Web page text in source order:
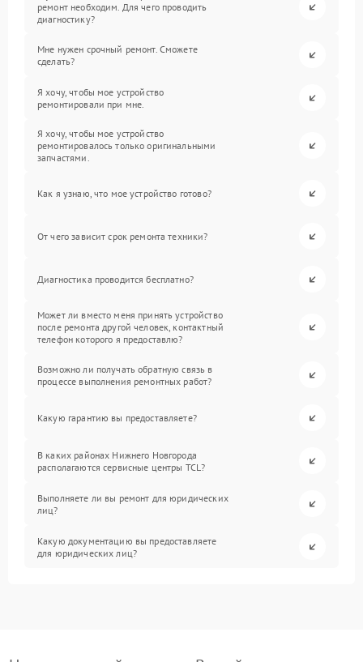
ремонт необходим. Для чего проводить
диагностику?
Мне нужен срочный ремонт. Сможете
сделать?
Я хочу, чтобы мое устройство
ремонтировали при мне.
Я хочу, чтобы мое устройство
ремонтировалось только оригинальными
запчастями.
Как я узнаю, что мое устройство готово?
От чего зависит срок ремонта техники?
Диагностика проводится бесплатно?
Может ли вместо меня принять устройство
после ремонта другой человек, контактный
телефон которого я предоставлю?
Возможно ли получать обратную связь в
процессе выполнения ремонтных работ?
Какую гарантию вы предоставляете?
В каких районах Нижнего Новгорода
располагаются сервисные центры TCL?
Выполняете ли вы ремонт для юридических
лиц?
Какую документацию вы предоставляете
для юридических лиц?